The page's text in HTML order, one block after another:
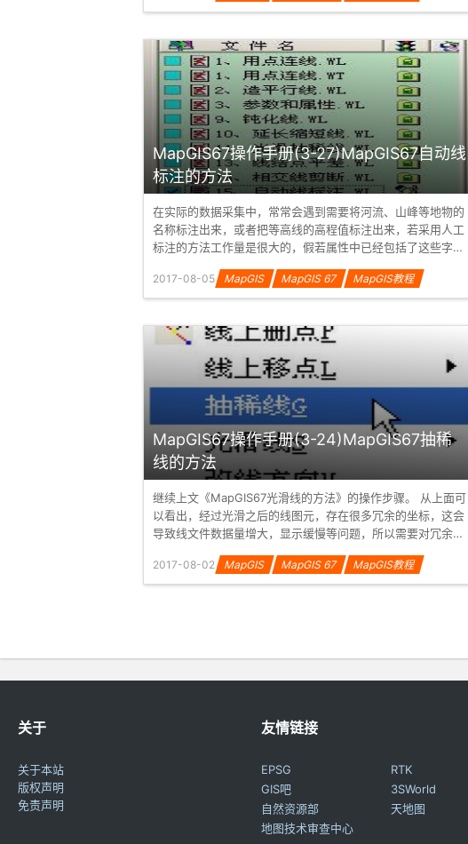
MapGIS67操作手册(3-27)MapGIS67自动线
标注的方法
在实际的数据采集中，常常会遇到需要将河流、山峰等地物的
名称标注出来，或者把等高线的高程值标注出来，若采用人工
标注的方法工作量是很大的，假若属性中已经包括了这些字
2017-08-05 MapGIS MapGIS 67 MapGIS教程
MapGIS67操作手册(3-24)MapGIS67抽稀
线的方法
继续上文《MapGIS67光滑线的方法》的操作步骤。 从上面可
以看出，经过光滑之后的线图元，存在很多冗余的坐标，这会
导致线文件数据量增大，显示缓慢等问题，所以需要对冗余的
2017-08-02 MapGIS MapGIS 67 MapGIS教程
关于
关于本站
版权声明
免责声明
友情链接
EPSG RTK
GIS吧
3SWorld
自然资源部
天地图
地图技术审查中心